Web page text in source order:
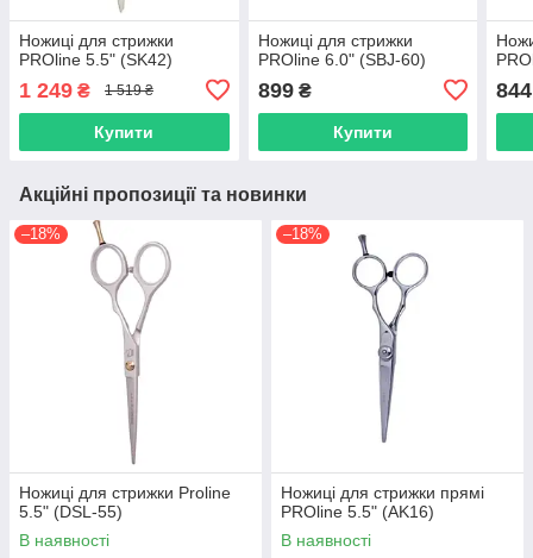
Ножиці для стрижки
PROline 5.5" (SK42)
1 249 ₴ 1 519 ₴
Купити
Ножиці для стрижки
PROline 6.0" (SBJ-60)
899₴
Купити
844
Акційні пропозиції та новинки
–18%
Ножиці для стрижки Proline
5.5" (DSL-55)
В наявності
–18%
Ножиці для стрижки прямі
PROline 5.5" (AK16)
В наявності